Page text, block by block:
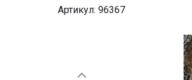
Артикул: 96367